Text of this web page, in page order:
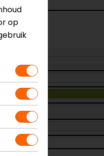
op